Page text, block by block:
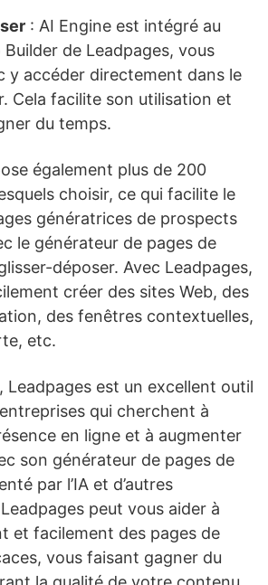
: AI Engine est intégré au
de Leadpages, vous
y accéder directement dans le
Cela facilite son utilisation et
du temps.
également plus de 200
choisir, ce qui facilite le
génératrices de prospects
le générateur de pages de
déposer. Avec Leadpages,
créer des sites Web, des
des fenêtres contextuelles,
etc.
Leadpages est un excellent outil
qui cherchent à
en ligne et à augmenter
son générateur de pages de
par l’IA et d’autres
peut vous aider à
et facilement des pages de
vous faisant gagner du